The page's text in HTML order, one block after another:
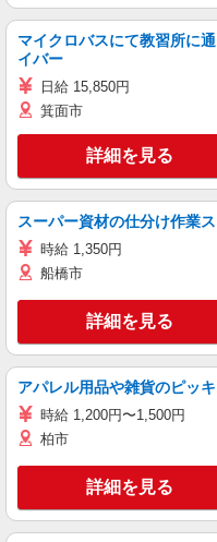
マイクロバスにて教習所に
イバー
日給 15,850円
箕面市
詳細を見る
スーパー資材の仕分け作業
時給 1,350円
船橋市
詳細を見る
アパレル用品や雑貨のピッ
時給 1,200円〜1,500円
柏市
詳細を見る